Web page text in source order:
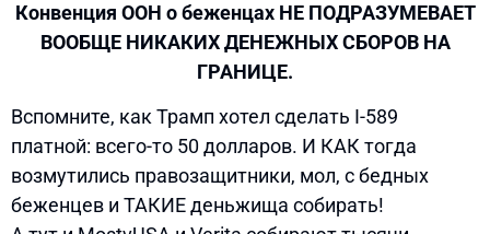
Конвенция ООН о беженцах НЕ ПОДРАЗУМЕВАЕТ
ВООБЩЕ НИКАКИХ ДЕНЕЖНЫХ СБОРОВ НА
ГРАНИЦЕ.
Вспомните, как Трамп хотел сделать I-589
платной: всего-то 50 долларов. И КАК тогда
возмутились правозащитники, мол, с бедных
беженцев и ТАКИЕ деньжища собирать!